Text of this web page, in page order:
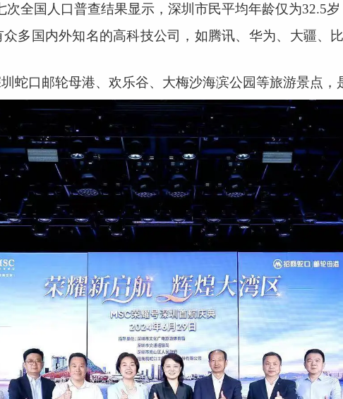
全国人口普查结果显示，深圳市民平均年龄仅为32.5岁
多国内外知名的高科技公司，如腾讯、华为、大疆、
蛇口邮轮母港、欢乐谷、大梅沙海滨公园等旅游景点，